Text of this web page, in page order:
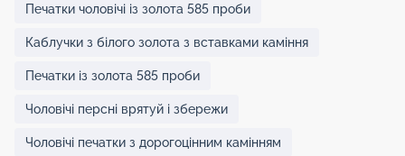
Печатки чоловічі із золота 585 проби
Каблучки з білого золота з вставками каміння
Печатки із золота 585 проби
Чоловічі персні врятуй і збережи
Чоловічі печатки з дорогоцінним камінням